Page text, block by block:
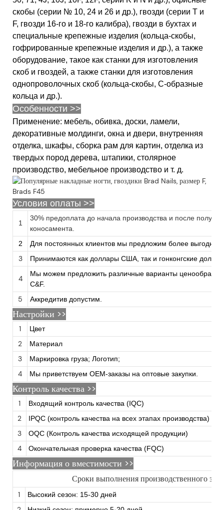
скобы (серии № 10, 24 и 26 и др.), гвозди (серии T и
F, гвозди 16-го и 18-го калибра), гвозди в бухтах и ​​
специальные крепежные изделия (кольца-скобы,
гофрированные крепежные изделия и др.), а также
оборудование, такое как станки для изготовления
скоб и гвоздей, а также станки для изготовления
однопроволочных скоб (кольца-скобы, С-образные
кольца и др.).
Особенности >>
Применение: мебель, обивка, доски, ламели,
декоративные молдинги, окна и двери, внутренняя
отделка, шкафы, сборка рам для картин, отделка из
твердых пород дерева, штапики, столярное
производство, мебельное производство и т. д.
Условия оплаты >>
1
30% предоплата до начала производства и после
коносамента.
2
Для постоянных клиентов мы предложим более выгодные
3 Принимаются как доллары США, так и гонконгские
4
Мы можем предложить различные варианты
C&F.
5 Аккредитив допустим.
Настройки >>
1 Цвет
2 Материал
3 Маркировка груза; Логотип;
4 Мы приветствуем OEM-заказы на оптовые закупки.
Контроль качества >>
1 Входящий контроль качества (IQC)
2 IPQC (контроль качества на всех этапах производства)
3 OQC (Контроль качества исходящей продукции)
4 Окончательная проверка качества (FQC)
Информация о вместимости >>
Сроки выполнения производственного
1 Высокий сезон: 15-30 дней